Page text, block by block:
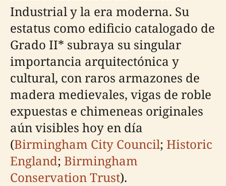
Industrial y la era moderna. Su
estatus como edificio catalogado de
Grado II* subraya su singular
importancia arquitectónica y
cultural, con raros armazones de
madera medievales, vigas de roble
expuestas e chimeneas originales
aún visibles hoy en día
(Birmingham City Council; Historic
England; Birmingham
Conservation Trust).